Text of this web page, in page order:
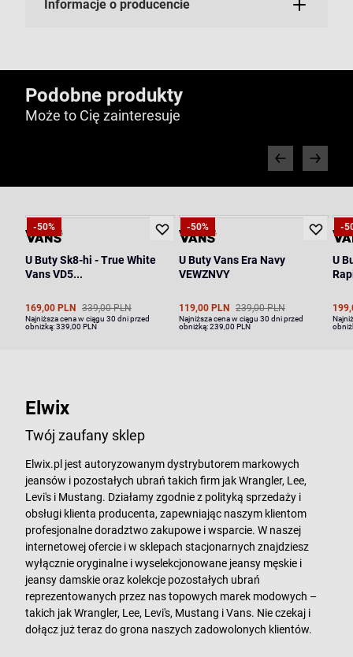
Informacje o producencie
Podobne produkty
Może to Cię zainteresuje
-50%
U Buty Sk8-hi - True White
Vans VD5...
169,00 PLN 339,00 PLN
Najniższa cena w ciągu 30 dni przed
obniżką:339,00 PLN
-50%
U Buty Vans Era Navy
VEWZNVY
119,00 PLN 239,00 PLN
Najniższa cena w ciągu 30 dni przed
obniżką:239,00 PLN
-
U
Elwix
Twój zaufany sklep
Elwix.pl jest autoryzowanym dystrybutorem markowych
jeansów i pozostałych ubrań takich firm jak Wrangler, Lee,
Levi's i Mustang. Działamy zgodnie z polityką sprzedaży i
obsługi klienta producenta, zapewniając naszym klientom
profesjonalne doradztwo zakupowe i wsparcie. W naszej
internetowej ofercie i w sklepach stacjonarnych znajdziesz
wyłącznie oryginalne i wyselekcjonowane jeansy męskie i
jeansy damskie oraz kolekcje pozostałych ubrań
reprezentowanych przez nas topowych marek modowych –
takich jak Wrangler, Lee, Levi's, Mustang i Vans. Nie czekaj i
dołącz już teraz do grona naszych zadowolonych klientów.